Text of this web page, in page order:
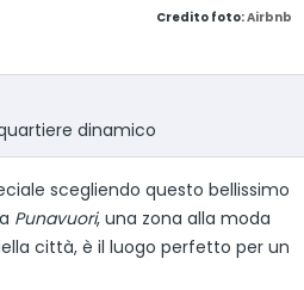
Credito foto:Airbnb
dinamico
scegliendo questo bellissimo
Punavuori, una zona alla moda
città, è il luogo perfetto per un